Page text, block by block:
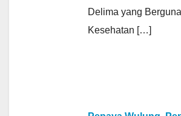
Delima yang
Kesehatan […]